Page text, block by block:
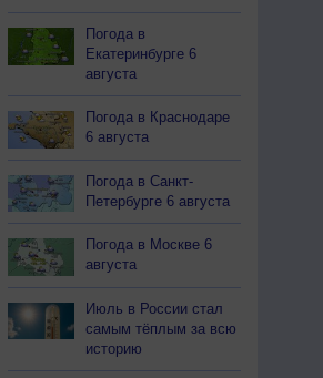
Погода в
Екатеринбурге 6
августа
Погода в Краснодаре
6 августа
Погода в Санкт-
Петербурге 6 августа
Погода в Москве 6
августа
Июль в России стал
самым тёплым за всю
историю